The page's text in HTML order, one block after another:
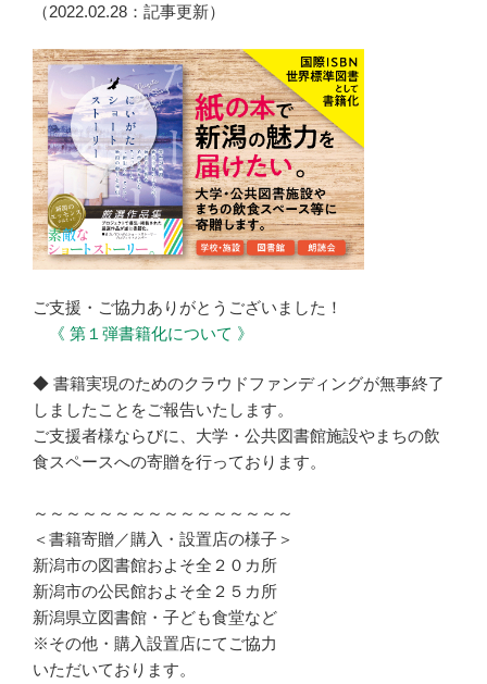
（2022.02.28：記事更新）
ご支援・ご協力ありがとうございました！
《 第１弾書籍化について 》
◆ 書籍実現のためのクラウドファンディングが無事終了
しましたことをご報告いたします。
ご支援者様ならびに、大学・公共図書館施設やまちの飲
食スペースへの寄贈を行っております。
～～～～～～～～～～～～～～～～
＜書籍寄贈／購入・設置店の様子＞
新潟市の図書館およそ全２０カ所
新潟市の公民館およそ全２５カ所
新潟県立図書館・子ども食堂など
※その他・購入設置店にてご協力
いただいております。